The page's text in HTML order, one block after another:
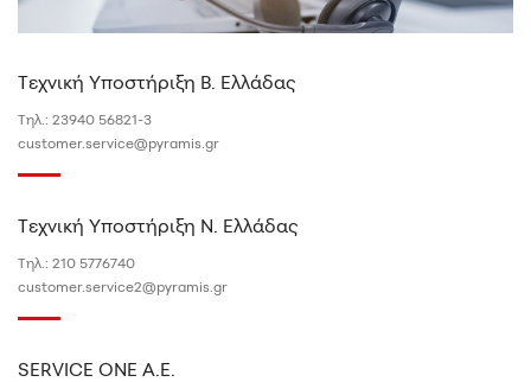
Τεχνική Υποστήριξη Β. Ελλάδας
Τηλ.: 23940 56821-3
customer.service@pyramis.gr
Τεχνική Υποστήριξη N. Ελλάδας
Τηλ.: 210 5776740
customer.service2@pyramis.gr
SERVICE ONE A.E.